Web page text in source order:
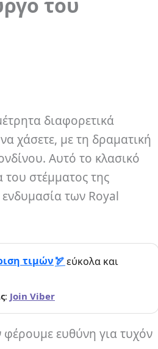
διαφορετικά
χάσετε, με τη δραματική
Αυτό το κλασικό
του στέμματος της
ενδυμασία των Royal
τιμών
εύκολα και
: Join Viber
φέρουμε ευθύνη για τυχόν